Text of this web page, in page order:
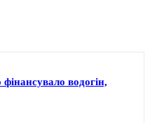
водогін,